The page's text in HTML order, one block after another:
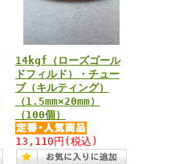
14kgf（ローズゴール
ドフィルド）・チュー
ブ（キルティング）
（1.5mm×20mm）
（100個）
13,110円 (税込)